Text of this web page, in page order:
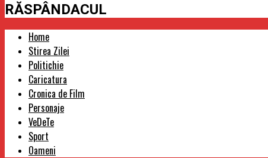
RĂSPÂNDACUL
Home
Stirea Zilei
Politichie
Caricatura
Cronica de Film
Personaje
VeDeTe
Sport
Oameni